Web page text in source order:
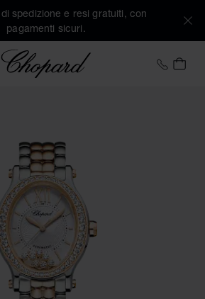
spedizione e resi gratuiti, con
pagamenti sicuri.
Chopard +39
IL